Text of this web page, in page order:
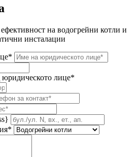
на водогрейни котли и
инсталации
лице*